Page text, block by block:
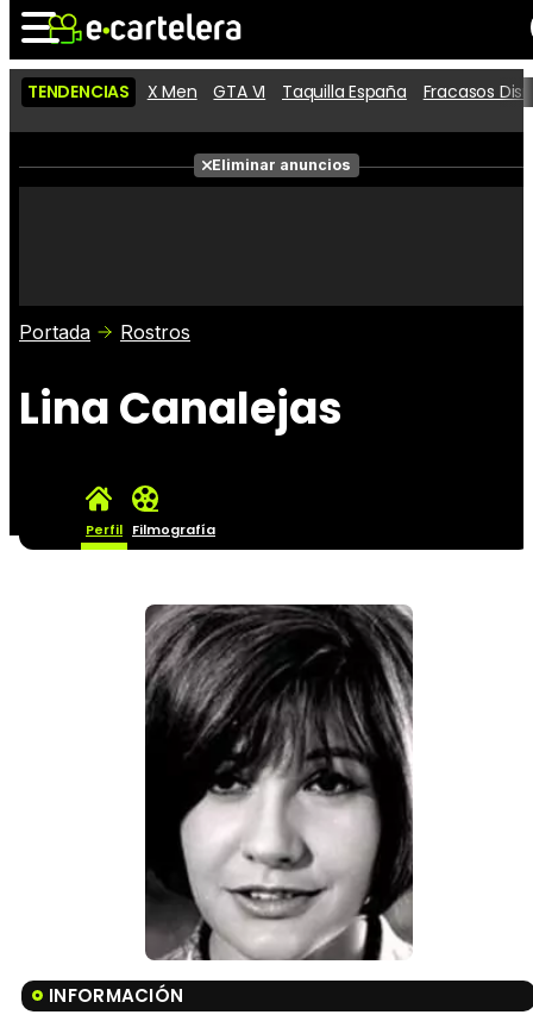
Noticias Cartelera
Películas
Críticas
TENDENCIAS X Men GTA VI Taquilla España Fracasos
Eliminar anuncios
Portada Rostros
Lina Canalejas
Perfil Filmografía
INFORMACIÓN